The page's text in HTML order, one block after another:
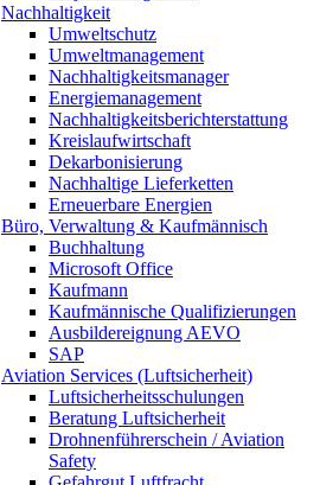
Nachhaltigkeit
Umweltschutz
Umweltmanagement
Nachhaltigkeitsmanager
Energiemanagement
Nachhaltigkeitsberichterstattung
Kreislaufwirtschaft
Dekarbonisierung
Nachhaltige Lieferketten
Erneuerbare Energien
Büro, Verwaltung & Kaufmännisch
Buchhaltung
Microsoft Office
Kaufmann
Kaufmännische Qualifizierungen
Ausbildereignung AEVO
SAP
Aviation Services (Luftsicherheit)
Luftsicherheitsschulungen
Beratung Luftsicherheit
Drohnenführerschein / Aviation
Safety